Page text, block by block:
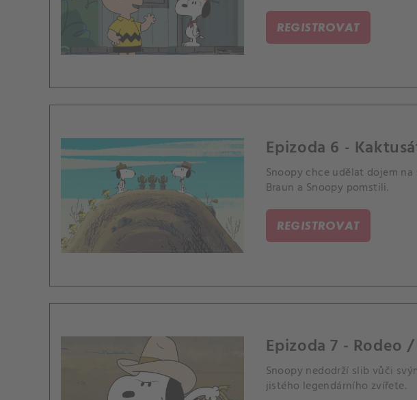
REGISTROVAT
Epizoda 6 -
Snoopy chce udělat dojem
Braun a Snoopy pomstili.
REGISTROVAT
Epizoda 7 - Rodeo
Snoopy nedodrží slib vůči
jistého legendárního zvířete.